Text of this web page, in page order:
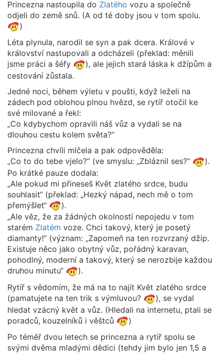
Princezna nastoupila do Zlatého vozu a společně
odjeli do země snů. (A od té doby jsou v tom spolu.
)
Léta plynula, narodil se syn a pak dcera. Králové v
království nastupovali a odcházeli (překlad: měnili
jsme práci a šéfy
), ale jejich stará láska k džípům a
cestování zůstala.
Jedné noci, během výletu v poušti, když leželi na
zádech pod oblohou plnou hvězd, se rytíř otočil ke
své milované a řekl:
„Co kdybychom opravili náš vůz a vydali se na
dlouhou cestu kolem světa?“
Princezna chvíli mlčela a pak odpověděla:
„Co to do tebe vjelo?“ (ve smyslu: „Zbláznil ses?“
).
Po krátké pauze dodala:
„Ale pokud mi přineseš Květ zlatého srdce, budu
souhlasit“ (překlad: „Hezký nápad, nech mě o tom
přemýšlet“
).
„Ale věz, že za žádných okolností nepojedu v tom
starém Zlatém voze. Chci takový, který je posetý
diamanty!“ (význam: „Zapomeň na ten rozvrzaný džíp.
Existuje něco jako obytný vůz, pořádný karavan,
pohodlný, moderní a takový, který se nerozbije každou
druhou minutu“
).
Rytíř s vědomím, že má na to najít Květ zlatého srdce
(pamatujete na ten trik s výmluvou?
), se vydal
hledat vzácný květ a vůz. (Hledali na internetu, ptali se
poradců, kouzelníků i věštců
)
Po téměř dvou letech se princezna a rytíř spolu se
svými dvěma mladými dědici (tehdy jim bylo jen 1,5 a